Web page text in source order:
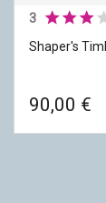
3
Shaper's
90,00 €